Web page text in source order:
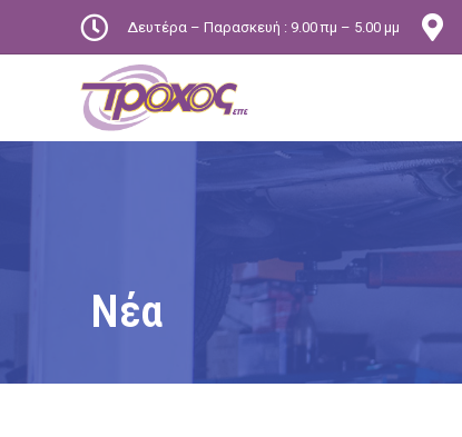
Δευτέρα – Παρασκευή : 9.00 πμ – 5.00 μμ
Νέα